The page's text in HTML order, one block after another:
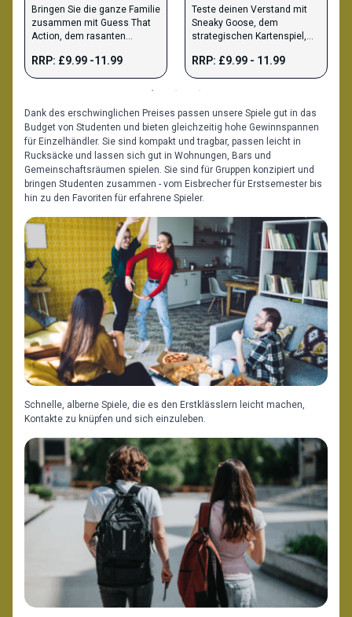
Bringen Sie die ganze Familie
zusammen mit Guess That
Action, dem rasanten
lächerliche Aktionen
ausführen.
RRP: £9.99 -11.99
Teste deinen Verstand mit
Sneaky Goose, dem
strategischen Kartenspiel,
Schnelligkeit und clevere
Entscheidungen geht.
RRP: £9.99 - 11.99
Dank des erschwinglichen Preises passen unsere Spiele gut in das
Budget von Studenten und bieten gleichzeitig hohe Gewinnspannen
für Einzelhändler. Sie sind kompakt und tragbar, passen leicht in
Rucksäcke und lassen sich gut in Wohnungen, Bars und
Gemeinschaftsräumen spielen. Sie sind für Gruppen konzipiert und
bringen Studenten zusammen - vom Eisbrecher für Erstsemester bis
hin zu den Favoriten für erfahrene Spieler.
Schnelle, alberne Spiele, die es den Erstklässlern leicht machen,
Kontakte zu knüpfen und sich einzuleben.